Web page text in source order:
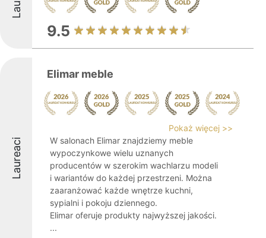
9.5
Laureaci
Elimar meble
Pokaż więcej >>
W salonach Elimar znajdziemy meble
wypoczynkowe wielu uznanych
producentów w szerokim wachlarzu modeli
i wariantów do każdej przestrzeni. Można
zaaranżować każde wnętrze kuchni,
sypialni i pokoju dziennego.
Elimar oferuje produkty najwyższej jakości.
...